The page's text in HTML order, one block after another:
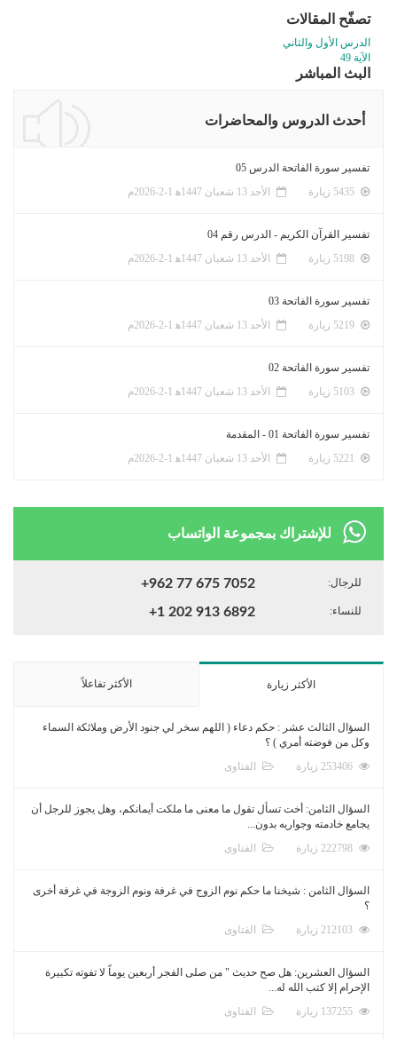
تصفّح المقالات
الدرس الأول والثاني
الآية 49
البث المباشر
أحدث الدروس والمحاضرات
تفسير سورة الفاتحة الدرس 05
الأحد 13 شعبان 1447ﻫ 1-2-2026م
تفسير القرآن الكريم - الدرس رقم 04
الأحد 13 شعبان 1447ﻫ 1-2-2026م
تفسير سورة الفاتحة 03
الأحد 13 شعبان 1447ﻫ 1-2-2026م
تفسير سورة الفاتحة 02
الأحد 13 شعبان 1447ﻫ 1-2-2026م
تفسير سورة الفاتحة 01 - المقدمة
الأحد 13 شعبان 1447ﻫ 1-2-2026م
للإشتراك بمجموعة الواتساب
للرجال: +962 77 675 7052
للنساء: +1 202 913 6892
الأكثر زيارة الأكثر تفاعلاً
السؤال الثالث عشر : حكم دعاء ( اللهم سخر لي جنود الأرض وملائكة السماء
وكل من فوضته أمري ) ؟
الفتاوى
السؤال الثامن: أخت تسأل تقول ما معنى ما ملكت أيمانكم، وهل يجوز للرجل أن
يجامع خادمته وجواريه بدون...
الفتاوى
السؤال الثامن : شيخنا ما حكم نوم الزوج في غرفة ونوم الزوجة في غرفة أخرى
؟
الفتاوى
السؤال العشرين: هل صح حديث " من صلى الفجر أربعين يوماً لا تفوته تكبيرة
الإحرام إلا كتب الله له...
الفتاوى